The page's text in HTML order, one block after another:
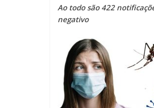
Ao todo são 422
negativo